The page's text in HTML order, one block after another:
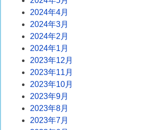
2024年4月
2024年3月
2024年2月
2024年1月
2023年12月
2023年11月
2023年10月
2023年9月
2023年8月
2023年7月